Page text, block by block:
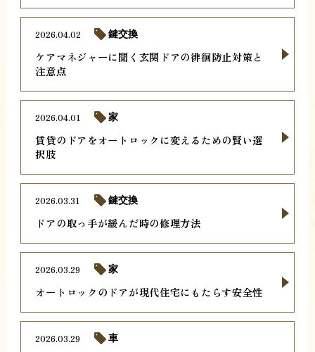
ケアマネジャーに聞く玄関ドアの徘徊防止対策と
注意点
2026.04.02 鍵交換
賃貸のドアをオートロックに変えるための賢い選
択肢
2026.04.01 家
ドアの取っ手が緩んだ時の修理方法
2026.03.31 鍵交換
オートロックのドアが現代住宅にもたらす安全性
2026.03.29 家
2026.03.29 車